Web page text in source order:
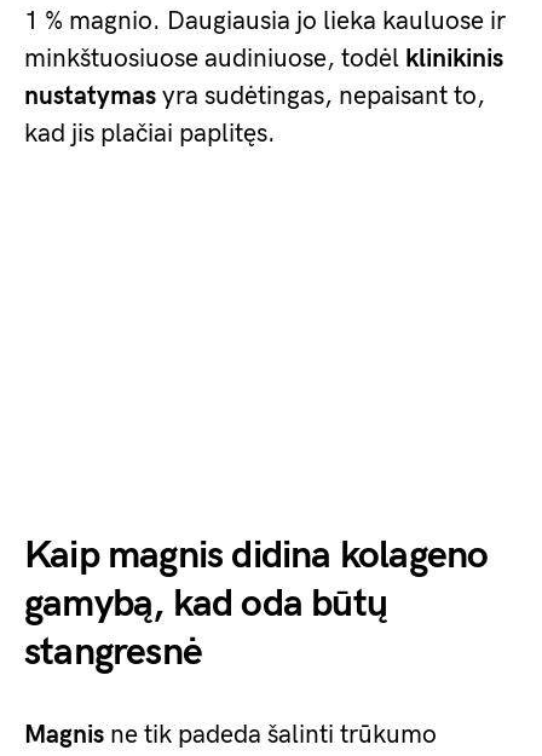
1 % magnio. Daugiausia jo lieka kauluose ir
minkštuosiuose audiniuose, todėl klinikinis
nustatymas yra sudėtingas, nepaisant to,
kad jis plačiai paplitęs.
Kaip magnis didina kolageno
gamybą, kad oda būtų
stangresnė
Magnis ne tik padeda šalinti trūkumo